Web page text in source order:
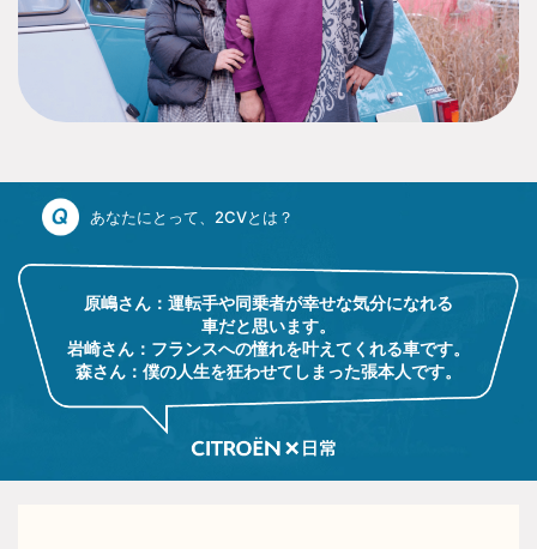
あなたにとって、2CVとは？
原嶋さん：運転手や同乗者が幸せな気分になれる
車だと思います。
岩崎さん：フランスへの憧れを叶えてくれる車です。
森さん：僕の人生を狂わせてしまった張本人です。